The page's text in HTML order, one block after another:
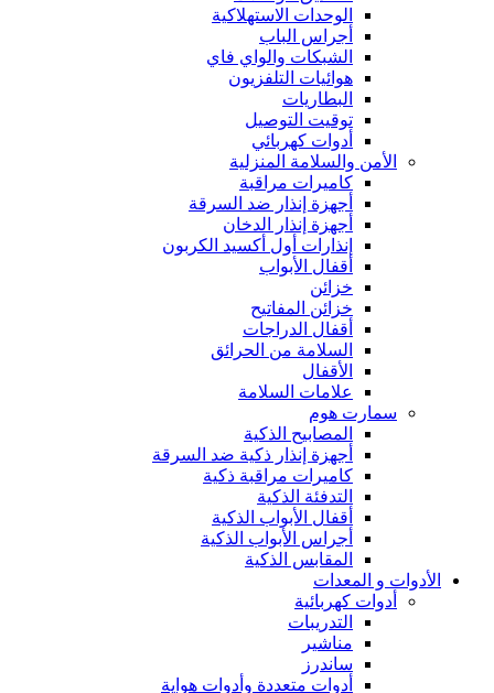
الوحدات الاستهلاكية
أجراس الباب
الشبكات والواي فاي
هوائيات التلفزيون
البطاريات
توقيت التوصيل
أدوات كهربائي
الأمن والسلامة المنزلية
كاميرات مراقبة
أجهزة إنذار ضد السرقة
أجهزة إنذار الدخان
إنذارات أول أكسيد الكربون
أقفال الأبواب
خزائن
خزائن المفاتيح
أقفال الدراجات
السلامة من الحرائق
الأقفال
علامات السلامة
سمارت هوم
المصابيح الذكية
أجهزة إنذار ذكية ضد السرقة
كاميرات مراقبة ذكية
التدفئة الذكية
أقفال الأبواب الذكية
أجراس الأبواب الذكية
المقابس الذكية
الأدوات و المعدات
أدوات كهربائية
التدريبات
مناشير
ساندرز
أدوات متعددة وأدوات هواية